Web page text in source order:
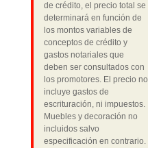
de crédito, el precio total se
determinará en función de
los montos variables de
conceptos de crédito y
gastos notariales que
deben ser consultados con
los promotores. El precio no
incluye gastos de
escrituración, ni impuestos.
Muebles y decoración no
incluidos salvo
especificación en contrario.